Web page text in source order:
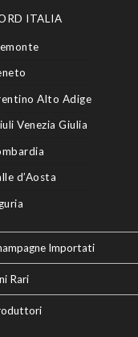
ITALIA
Alto Adige
Venezia Giulia
d’Aosta
Importati
Rari